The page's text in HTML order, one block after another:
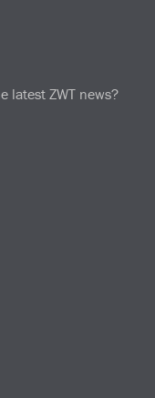
latest ZWT news?